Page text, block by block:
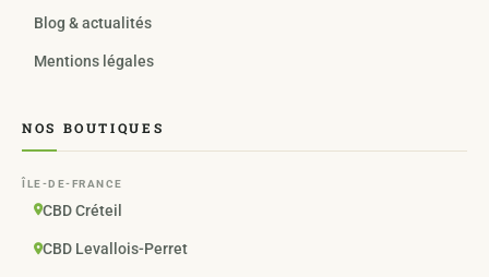
Blog & actualités
Mentions légales
NOS BOUTIQUES
ÎLE-DE-FRANCE
CBD Créteil
CBD Levallois-Perret